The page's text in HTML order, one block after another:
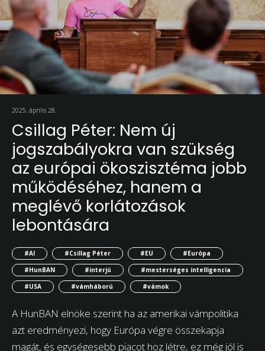
2025. április 28.
Csillag Péter: Nem új
jogszabályokra van szükség
az európai ökoszisztéma jobb
működéséhez, hanem a
meglévő korlátozások
lebontására
#AI #Csillag Péter #EU
#Európa
#HunBAN
#interjú
#mesterséges intelligencia
#USA
#vámháború #vámok
A HunBAN elnöke szerint ha az amerikai vámpolitika
azt eredményezi, hogy Európa végre összekapja
magát, és egységesebb piacot hoz létre, ez még jól is